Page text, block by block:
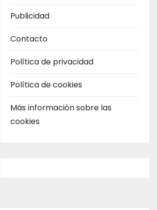
Publicidad
Contacto
Política de privacidad
Política de cookies
Más información sobre las
cookies